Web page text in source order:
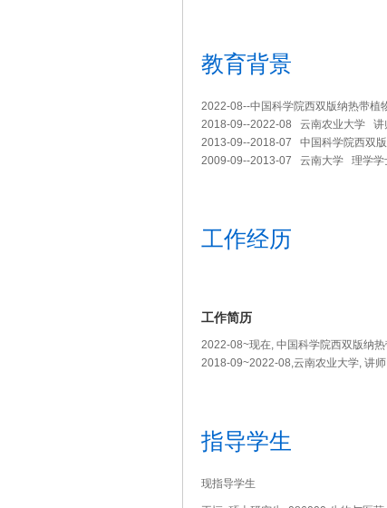
教育背景
2022-08--中国科学院西双版纳热带植
2018-09--2022-08 云南农业大学 讲
2013-09--2018-07 中国科学院西双
2009-09--2013-07 云南大学 理学学
工作经历
工作简历
2022-08~现在, 中国科学院西双版纳
2018-09~2022-08,云南农业大学, 讲师
指导学生
现指导学生